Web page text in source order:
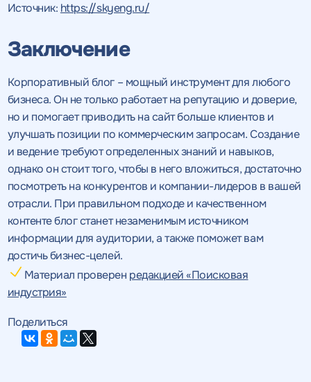
Источник: https://skyeng.ru/
Заключение
Корпоративный блог – мощный инструмент для любого
бизнеса. Он не только работает на репутацию и доверие,
но и помогает приводить на сайт больше клиентов и
улучшать позиции по коммерческим запросам. Создание
и ведение требуют определенных знаний и навыков,
однако он стоит того, чтобы в него вложиться, достаточно
посмотреть на конкурентов и компании-лидеров в вашей
отрасли. При правильном подходе и качественном
контенте блог станет незаменимым источником
информации для аудитории, а также поможет вам
достичь бизнес-целей.
Материал проверен редакцией «Поисковая
индустрия»
Поделиться